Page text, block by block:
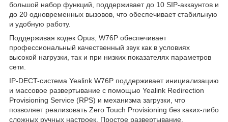
большой набор функций, поддерживает до 10 SIP-аккаунтов и
до 20 одновременных вызовов, что обеспечивает стабильную
и удобную работу.
Поддерживая кодек Opus, W76P обеспечивает
профессиональный качественный звук как в условиях
высокой нагрузки, так и при низких показателях параметров
сети.
IP-DECT-система Yealink W76P поддерживает инициализацию
и массовое развертывание с помощью Yealink Redirection
Provisioning Service (RPS) и механизма загрузки, что
позволяет реализовать Zero Touch Provisioning без каких-либо
сложных ручных настроек. Простое развертывание,